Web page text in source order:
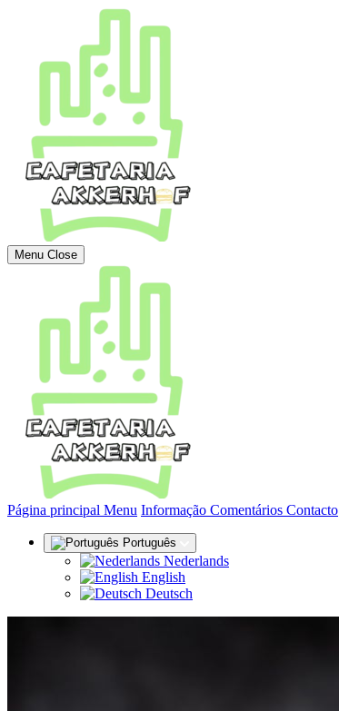
Menu Close
Página principal (actual)
Menu Informação Comentários Contacto
Português
Nederlands
English
Deutsch